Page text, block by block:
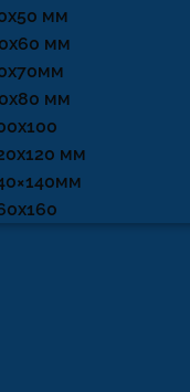
мм
мм
мм
мм